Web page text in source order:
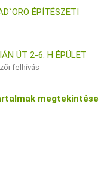
ÉPÍTÉSZETI
ÚT 2-6. H ÉPÜLET
felhívás
megtekintése